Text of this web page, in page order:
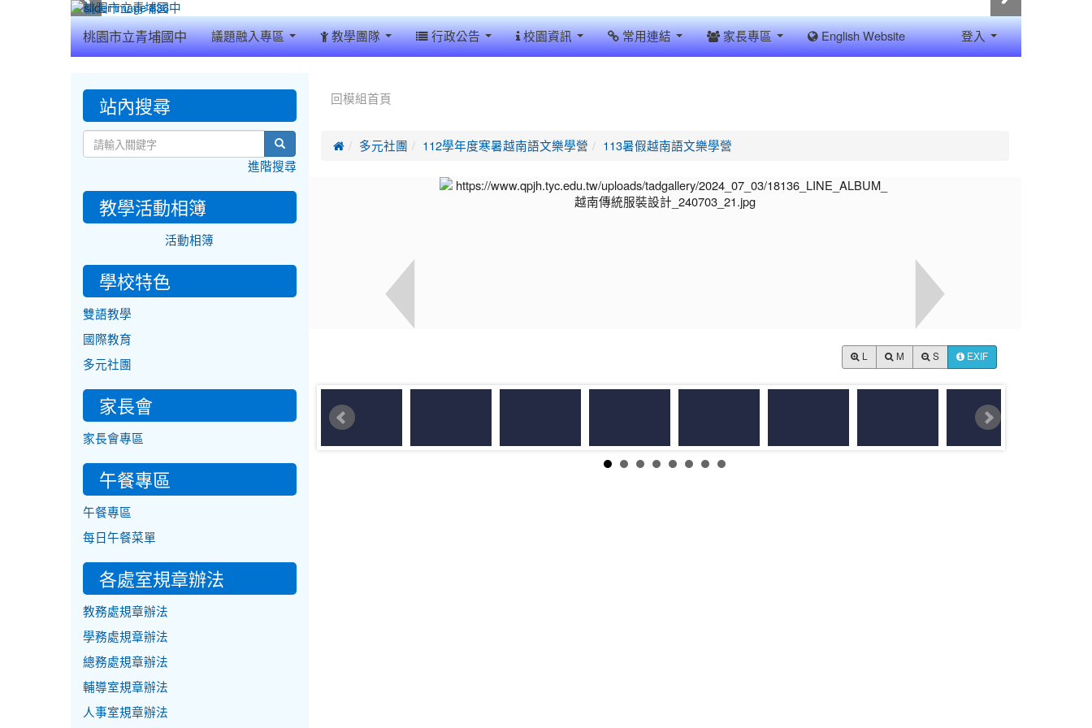
桃園市立青埔國中 議題融入專區 教學團隊 行政公告 校園資訊 常用連結 家長專區 English Website 登入
回模組首頁
 多元社團 112學年度寒暑越南語文樂學營 113暑假越南語文樂學營
M S EXIF
::: 站內搜尋
search
進階搜尋
教學活動相簿
活動相簿
學校特色
雙語教學
國際教育
多元社團
家長會
家長會專區
午餐專區
午餐專區
每日午餐菜單
各處室規章辦法
教務處規章辦法
學務處規章辦法
總務處規章辦法
輔導室規章辦法
人事室規章辦法